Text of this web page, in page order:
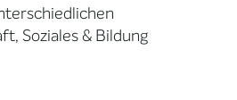
Soziales & Bildung